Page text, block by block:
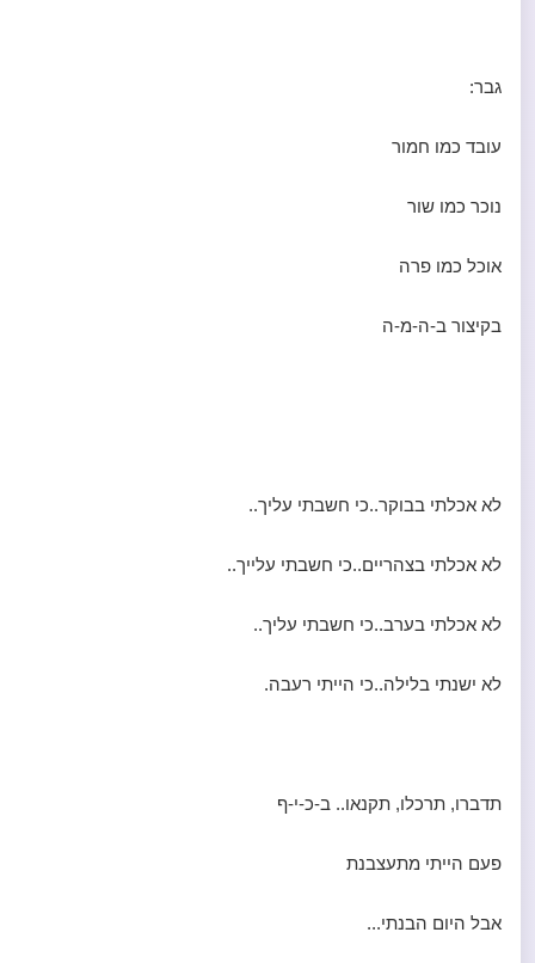
גבר:
עובד כמו חמור
נוכר כמו שור
אוכל כמו פרה
בקיצור ב-ה-מ-ה
לא אכלתי בבוקר..כי חשבתי עליך..
לא אכלתי בצהריים..כי חשבתי עלייך..
לא אכלתי בערב..כי חשבתי עליך..
לא ישנתי בלילה..כי הייתי רעבה.
תדברו, תרכלו, תקנאו.. ב-כ-י-ף
פעם הייתי מתעצבנת
אבל היום הבנתי...